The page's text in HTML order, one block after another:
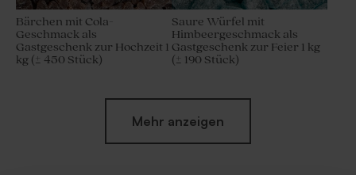
Bärchen mit Cola-
Geschmack als
Gastgeschenk zur Hochzeit 1
kg (± 450 Stück)
Saure Würfel mit
Himbeergeschmack als
Gastgeschenk zur Feier 1 kg
(± 190 Stück)
Mehr anzeigen